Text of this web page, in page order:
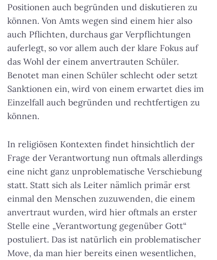
Positionen auch begründen und diskutieren zu
können. Von Amts wegen sind einem hier also
auch Pflichten, durchaus gar Verpflichtungen
auferlegt, so vor allem auch der klare Fokus auf
das Wohl der einem anvertrauten Schüler.
Benotet man einen Schüler schlecht oder setzt
Sanktionen ein, wird von einem erwartet dies im
Einzelfall auch begründen und rechtfertigen zu
können.
In religiösen Kontexten findet hinsichtlich der
Frage der Verantwortung nun oftmals allerdings
eine nicht ganz unproblematische Verschiebung
statt. Statt sich als Leiter nämlich primär erst
einmal den Menschen zuzuwenden, die einem
anvertraut wurden, wird hier oftmals an erster
Stelle eine „Verantwortung gegenüber Gott“
postuliert. Das ist natürlich ein problematischer
Move, da man hier bereits einen wesentlichen,